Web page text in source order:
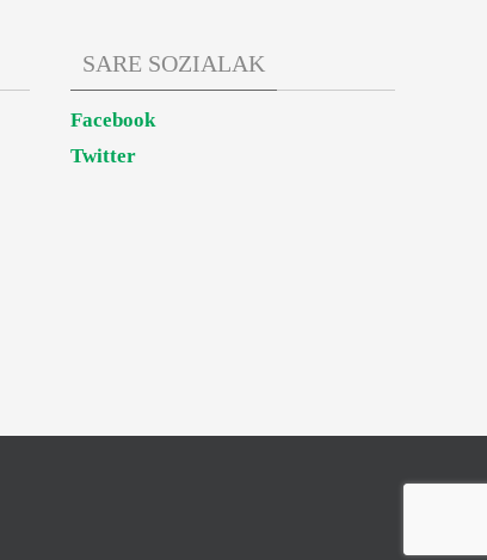
SARE SOZIALAK
Facebook
Twitter